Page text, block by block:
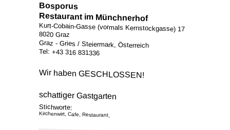
Bosporus
Restaurant im Münchnerhof
Kurt-Cobain-Gasse (vormals Kernstockgasse) 17
8020 Graz
Graz - Gries / Steiermark, Österreich
Tel: +43 316 831336
Wir haben GESCHLOSSEN!
schattiger Gastgarten
Stichworte:
Kirchenwirt, Cafe, Restaurant,